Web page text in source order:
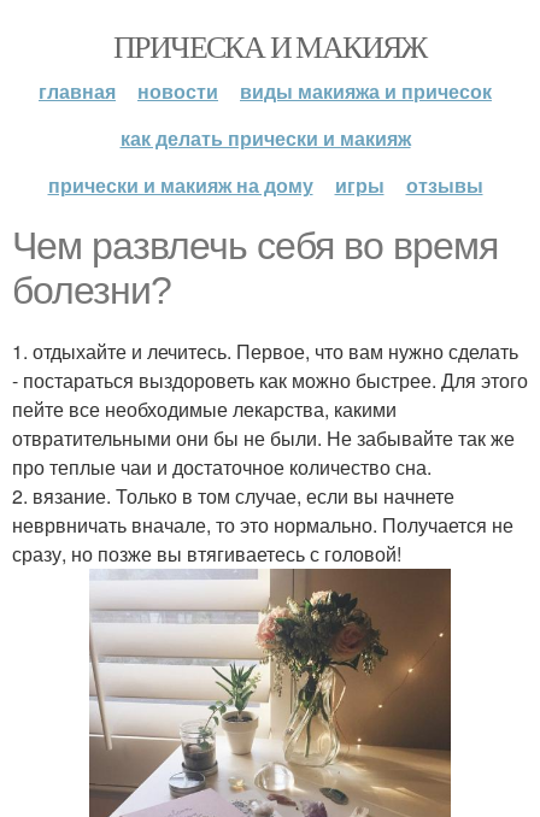
ПРИЧЕСКА И МАКИЯЖ
главная новости
виды макияжа и причесок
как делать прически и макияж
прически и макияж на дому
игры отзывы
Чем развлечь себя во время
болезни?
1. отдыхайте и лечитесь. Первое, что вам нужно сделать
- постараться выздороветь как можно быстрее. Для этого
пейте все необходимые лекарства, какими
отвратительными они бы не были. Не забывайте так же
про теплые чаи и достаточное количество сна.
2. вязание. Только в том случае, если вы начнете
неврвничать вначале, то это нормально. Получается не
сразу, но позже вы втягиваетесь с головой!